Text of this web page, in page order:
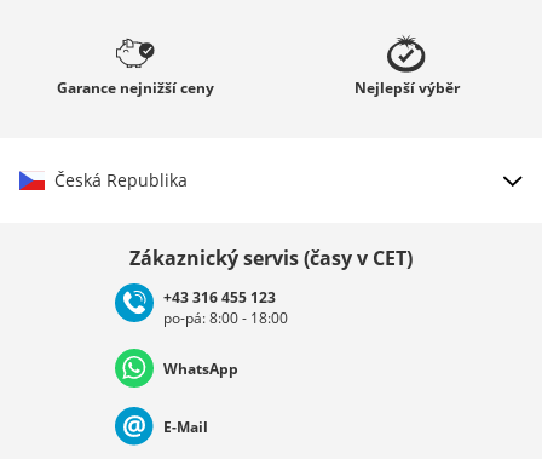
Garance nejnižší ceny Nejlepšívýběr
Česká Republika
Deutschland Österreich
Zákaznický servis (časy v CET)
+43 316 455 123
po-pá: 8:00 - 18:00
WhatsApp
E-Mail